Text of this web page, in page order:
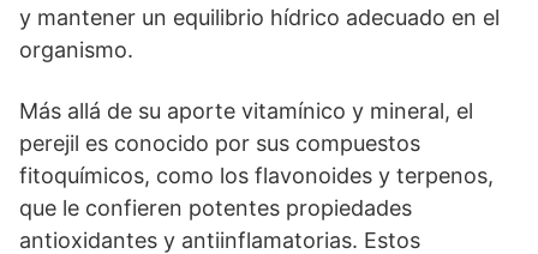
y mantener un equilibrio hídrico adecuado en el
organismo.
Más allá de su aporte vitamínico y mineral, el
perejil es conocido por sus compuestos
fitoquímicos, como los flavonoides y terpenos,
que le confieren potentes propiedades
antioxidantes y antiinflamatorias. Estos